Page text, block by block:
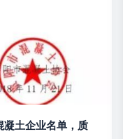
凝土企业名单，质